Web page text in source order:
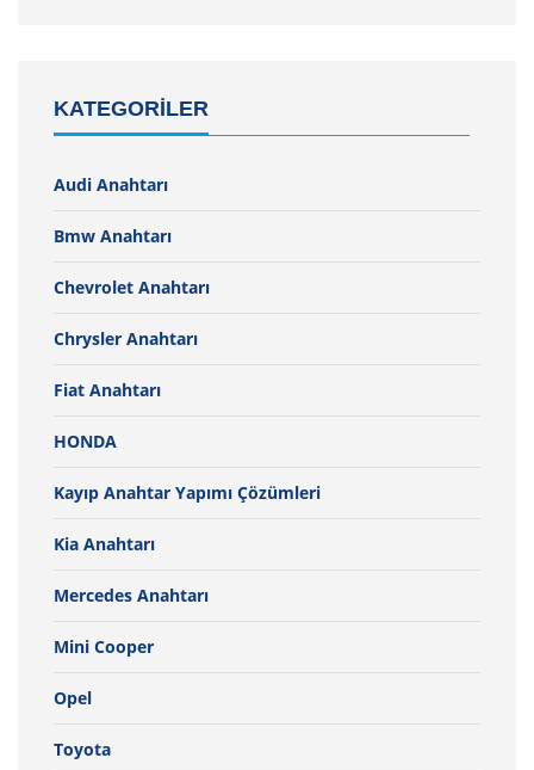
KATEGORILER
Audi Anahtarı
Bmw Anahtarı
Chevrolet Anahtarı
Chrysler Anahtarı
Fiat Anahtarı
HONDA
Kayıp Anahtar Yapımı Çözümleri
Kia Anahtarı
Mercedes Anahtarı
Mini Cooper
Opel
Toyota